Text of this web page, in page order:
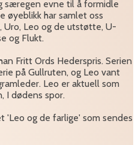
særegen evne til å formidle
øyeblikk har samlet oss
Uro, Leo og de utstøtte, U-
og Flukt.
Fritt Ords Hederspris. Serien
på Gullruten, og Leo vant
Leo er aktuell som
I dødens spor.
'Leo og de farlige' som sendes